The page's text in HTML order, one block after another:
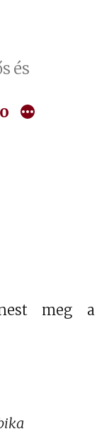
és
meg a